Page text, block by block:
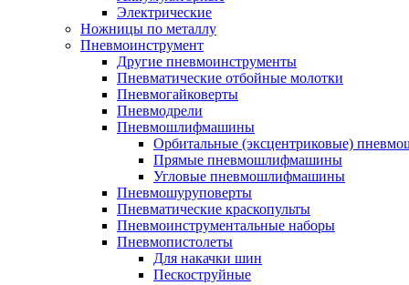
Электрические
Ножницы по металлу
Пневмоинструмент
Другие пневмоинструменты
Пневматические отбойные молотки
Пневмогайковерты
Пневмодрели
Пневмошлифмашины
Орбитальные (эксцентриковые)
Прямые пневмошлифмашины
Угловые пневмошлифмашины
Пневмошуруповерты
Пневматические краскопульты
Пневмоинструментальные наборы
Пневмопистолеты
Для накачки шин
Пескоструйные